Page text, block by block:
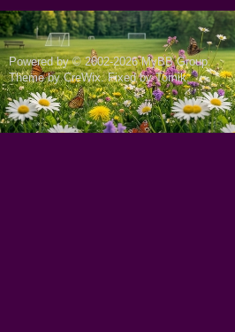
Powered by © 2002-2026MyBB Group.
Theme byCreWix. Fixed byTomik.